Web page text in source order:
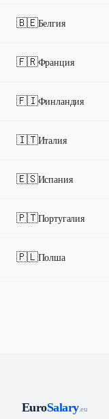
🇧🇪Белгия
🇫🇷Франция
🇫🇮Финландия
🇮🇹Италия
🇪🇸Испания
🇵🇹Португалия
🇵🇱Полша
EuroSalary.eu